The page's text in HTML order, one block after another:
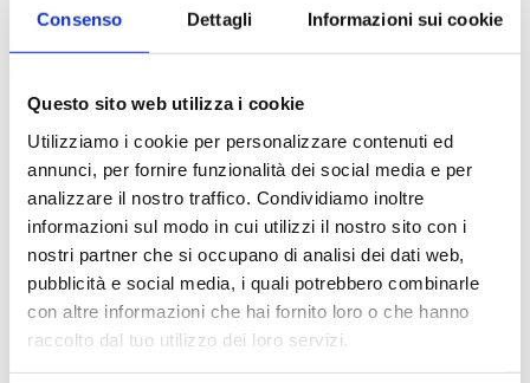
Consenso Dettagli Informazioni sui cookie
Questo sito web utilizza i cookie
Utilizziamo i cookie per personalizzare contenuti ed
annunci, per fornire funzionalità dei social media e per
analizzare il nostro traffico. Condividiamo inoltre
informazioni sul modo in cui utilizzi il nostro sito con i
nostri partner che si occupano di analisi dei dati web,
pubblicità e social media, i quali potrebbero combinarle
con altre informazioni che hai fornito loro o che hanno
raccolto dal tuo utilizzo dei loro servizi.
formazione e informazione nel quale personale qualificato
esporrà ai partecipanti l'esperienze maturate relativamente
urbani:
➢illustrazione del percorso attuato dall’Amministrazione
per l’istituzione del nuovo sistema di raccolta con tutte le
criticità incontrate e le soluzioni utilizzate. Descrizione dei
progetti e delle attività messe in atto nel corso degli anni
per aumentare l’efficienza del servizio e migliorare il decoro
urbano. Descrizione delle attività svolte sia per la gestione
delle segnalazioni e delle richieste da parte delle utenze e
per la gestione del processo sanzionatorio.